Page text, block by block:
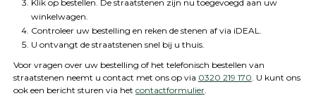
Klik op bestellen. De straatstenen zijn nu toegevoegd aan uw
winkelwagen.
Controleer uw bestelling en reken de stenen af via iDEAL.
U ontvangt de straatstenen snel bij u thuis.
Voor vragen over uw bestelling of het telefonisch bestellen van
straatstenen neemt u contact met ons op via 0320 219 170. U kunt ons
ook een bericht sturen via het contactformulier.